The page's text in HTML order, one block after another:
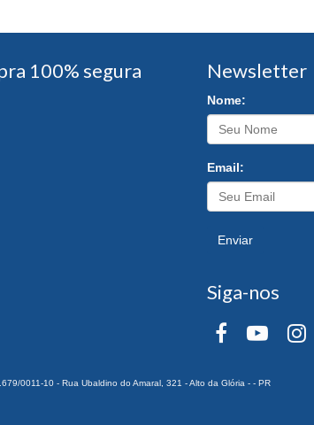
100% segura Newsletter
Nome:
Email:
Enviar
Siga-nos
0011-10 - Rua Ubaldino do Amaral, 321 - Alto da Glória - - PR